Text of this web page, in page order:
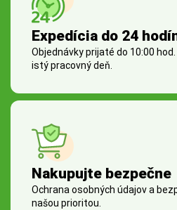
Expedícia do 24
Objednávky prijaté do 10:00
istý pracovný deň.
Nakupujte bezpečne
Ochrana osobných údajov a
našou prioritou.